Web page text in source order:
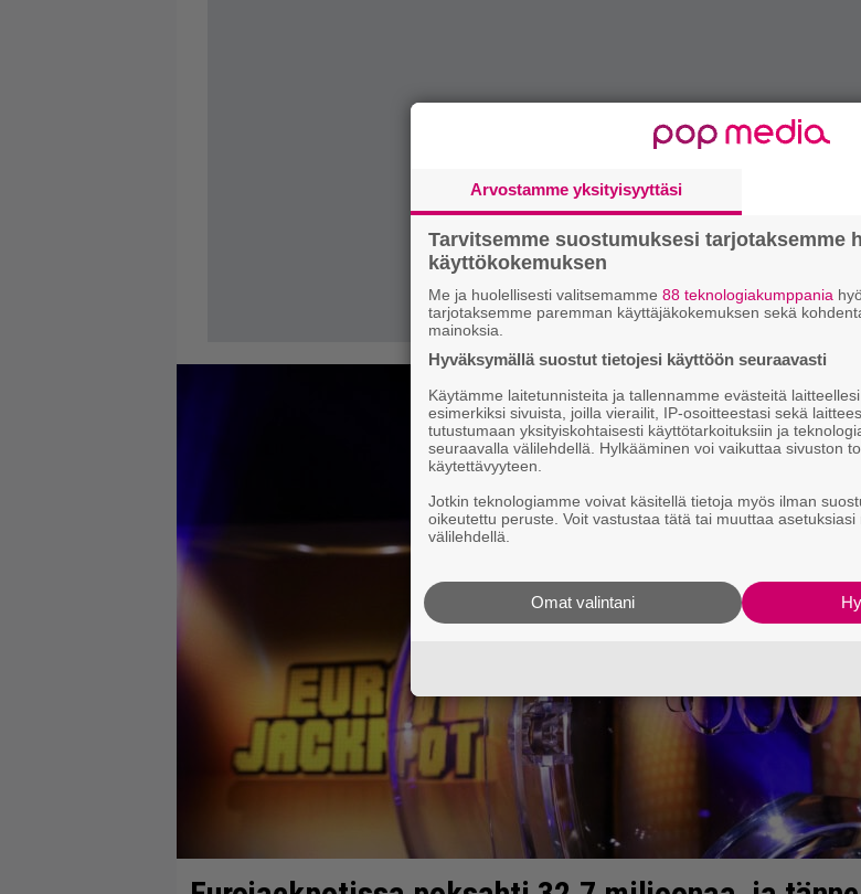
Arvostamme yksityisyyttäsi
Tarvitsemme suostumuksesi tarjotaksemme
käyttökokemuksen
Me ja huolellisesti valitsemamme 88 teknologiakumppania
tarjotaksemme paremman käyttäjäkokemuksen sekä
mainoksia.
Hyväksymällä suostut tietojesi käyttöön seuraavasti
Käytämme laitetunnisteita ja tallennamme evästeitä
esimerkiksi sivuista, joilla vierailit, IP-osoitteestasi sekä
tutustumaan yksityiskohtaisesti käyttötarkoituksiin ja
seuraavalla välilehdellä. Hylkääminen voi vaikuttaa sivuston
käytettävyyteen.
Jotkin teknologiamme voivat käsitellä tietoja myös ilman
oikeutettu peruste. Voit vastustaa tätä tai muuttaa
välilehdellä.
Omat valintani